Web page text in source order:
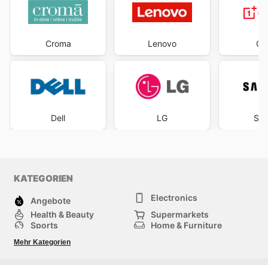
Croma
Dell
Lenovo
LG
KATEGORIEN
Angebote
Electronics
Health & Beauty
Supermarkets
Sports
Home & Furniture
Kids
Mehr Kategorien